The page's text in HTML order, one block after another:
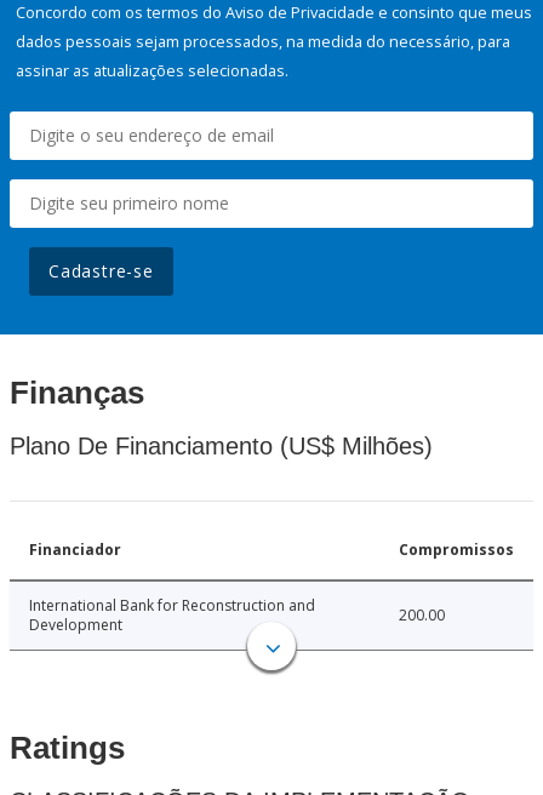
Concordo com os termos do Aviso de Privacidade e consinto que meus
dados pessoais sejam processados, na medida do necessário, para
assinar as atualizações selecionadas.
Cadastre-se
Finanças
Plano De Financiamento (US$ Milhões)
Financiador Compromissos
International Bank for Reconstruction and
Development
200.00
Ratings